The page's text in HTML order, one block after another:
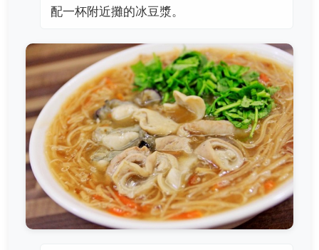
配一杯附近攤的冰豆漿。